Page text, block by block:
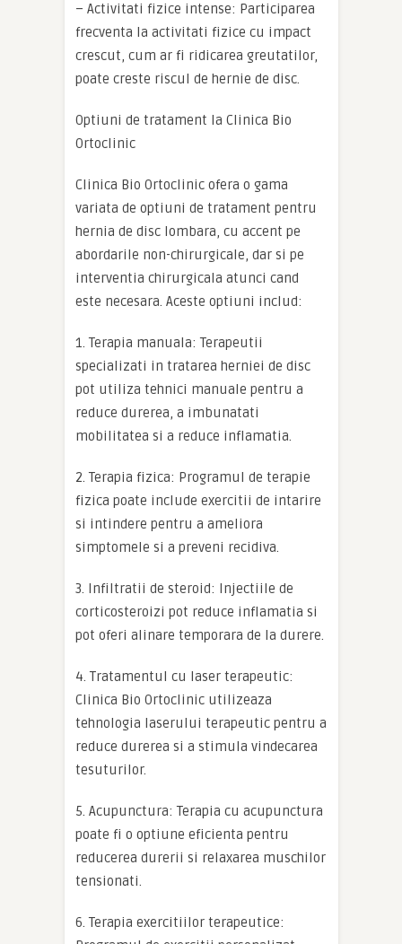
– Activitati fizice intense: Participarea
frecventa la activitati fizice cu impact
crescut, cum ar fi ridicarea greutatilor,
poate creste riscul de hernie de disc.
Optiuni de tratament la Clinica Bio
Ortoclinic
Clinica Bio Ortoclinic ofera o gama
variata de optiuni de tratament pentru
hernia de disc lombara, cu accent pe
abordarile non-chirurgicale, dar si pe
interventia chirurgicala atunci cand
este necesara. Aceste optiuni includ:
1. Terapia manuala: Terapeutii
specializati in tratarea herniei de disc
pot utiliza tehnici manuale pentru a
reduce durerea, a imbunatati
mobilitatea si a reduce inflamatia.
2. Terapia fizica: Programul de terapie
fizica poate include exercitii de intarire
si intindere pentru a ameliora
simptomele si a preveni recidiva.
3. Infiltratii de steroid: Injectiile de
corticosteroizi pot reduce inflamatia si
pot oferi alinare temporara de la durere.
4. Tratamentul cu laser terapeutic:
Clinica Bio Ortoclinic utilizeaza
tehnologia laserului terapeutic pentru a
reduce durerea si a stimula vindecarea
tesuturilor.
5. Acupunctura: Terapia cu acupunctura
poate fi o optiune eficienta pentru
reducerea durerii si relaxarea muschilor
tensionati.
6. Terapia exercitiilor terapeutice: